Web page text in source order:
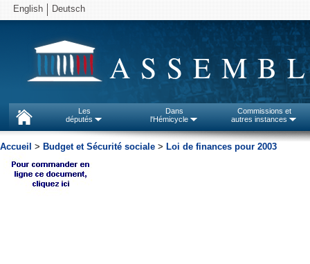
English Deutsch
Les
députés
Dans
l'Hémicycle
Commissions et
autres instances
Accueil > Budget et Sécurité sociale > Loi de finances pour 2003